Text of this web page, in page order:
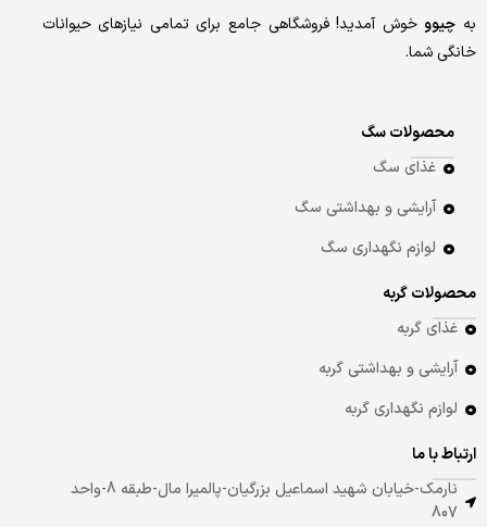
به چیوو خوش آمدید! فروشگاهی جامع برای تمامی نیازهای حیوانات
خانگی شما.
محصولات سگ
غذای سگ
آرایشی و بهداشتی سگ
لوازم نگهداری سگ
محصولات گربه
غذای گربه
آرایشی و بهداشتی گربه
لوازم نگهداری گربه
ارتباط با ما
نارمک-خیابان شهید اسماعیل بزرگیان-پالمیرا مال-طبقه 8-واحد
807